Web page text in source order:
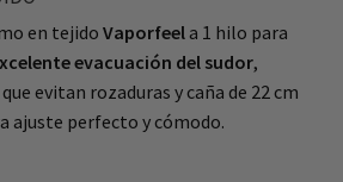
en tejido Vaporfeel a 1 hilo para
evacuación del sudor,
evitan rozaduras y caña de 22 cm
ajuste perfecto y cómodo.